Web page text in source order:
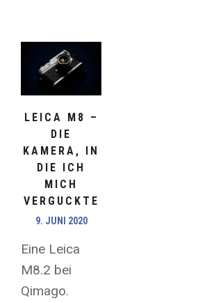
LEICA M8 –
DIE
KAMERA, IN
DIE ICH
MICH
VERGUCKTE
9. JUNI 2020
Eine Leica
M8.2 bei
Qimago.